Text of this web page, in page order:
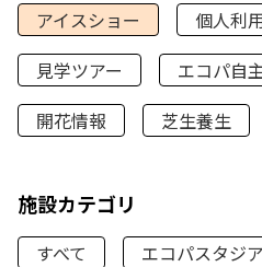
アイスショー
個人利
見学ツアー
エコパ自
開花情報
芝生養生
施設カテゴリ
すべて エコパスタジ